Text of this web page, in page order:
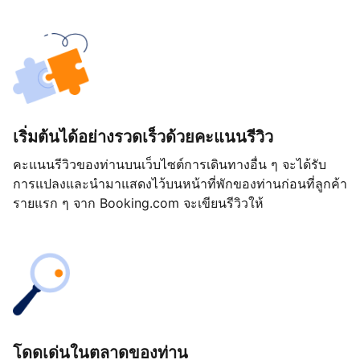
เริ่มต้นได้อย่างรวดเร็วด้วยคะแนนรีวิว
คะแนนรีวิวของท่านบนเว็บไซต์การเดินทางอื่น ๆ จะได้รับ
การแปลงและนำมาแสดงไว้บนหน้าที่พักของท่านก่อนที่ลูกค้า
รายแรก ๆ จาก Booking.com จะเขียนรีวิวให้
โดดเด่นในตลาดของท่าน